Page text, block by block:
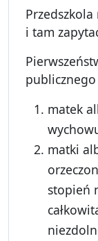
i tam
matek
matki
stopień